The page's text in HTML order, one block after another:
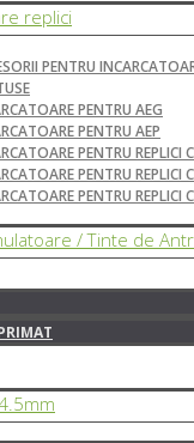
replici
PENTRU
PENTRU AEG
PENTRU AEP
PENTRU
PENTRU REPLICI
PENTRU REPLICI
/ Tinte de